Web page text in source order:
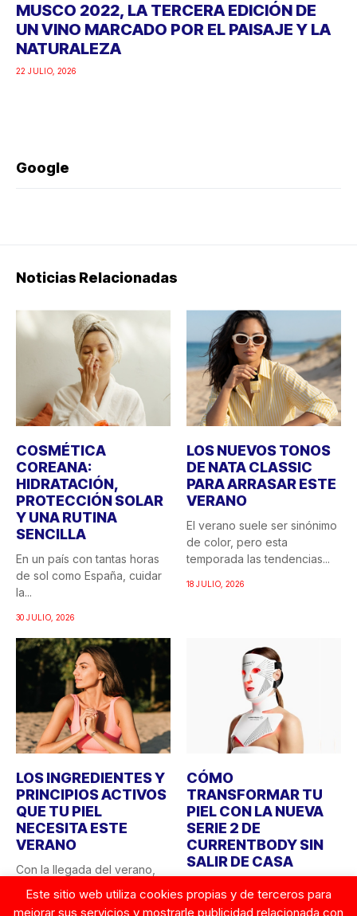
MUSCO 2022, LA TERCERA EDICIÓN DE
UN VINO MARCADO POR EL PAISAJE Y LA
NATURALEZA
22 JULIO, 2026
Google
Noticias Relacionadas
COSMÉTICA
COREANA:
HIDRATACIÓN,
PROTECCIÓN SOLAR
Y UNA RUTINA
SENCILLA
En un país con tantas horas
de sol como España, cuidar
la...
30 JULIO, 2026
LOS NUEVOS TONOS
DE NATA CLASSIC
PARA ARRASAR ESTE
VERANO
El verano suele ser sinónimo
de color, pero esta
temporada las tendencias...
18 JULIO, 2026
LOS INGREDIENTES Y
PRINCIPIOS ACTIVOS
QUE TU PIEL
NECESITA ESTE
VERANO
Con la llegada del verano,
cambian. La...
CÓMO
TRANSFORMAR TU
PIEL CON LA NUEVA
SERIE 2 DE
CURRENTBODY SIN
SALIR DE CASA
vez con tener acceso a los
Este sitio web utiliza cookies propias y de terceros para
mejorar sus servicios y mostrarle publicidad relacionada con